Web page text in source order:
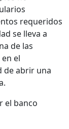
requeridos
se lleva a
de las
el
de abrir una
el banco